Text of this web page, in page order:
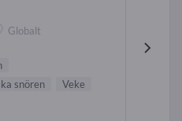
Globalt
snören
Veke